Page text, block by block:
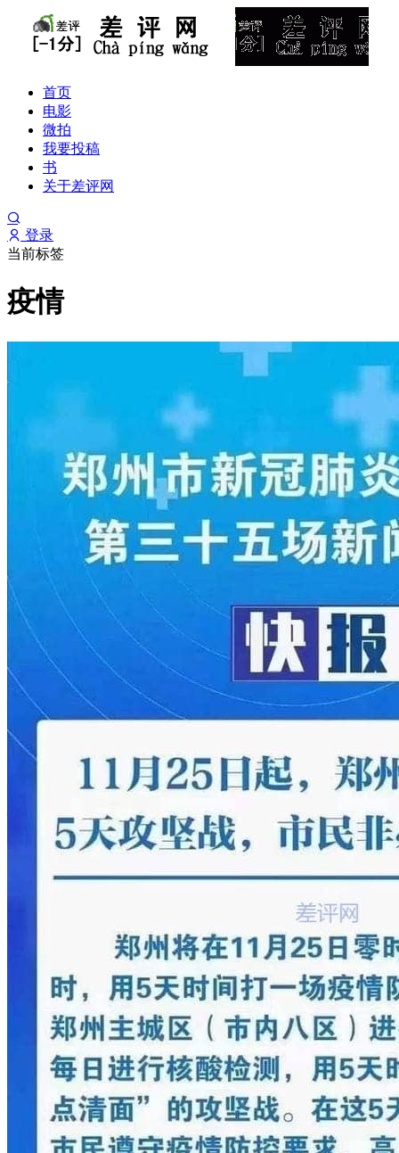
首页
电影
微拍
我要投稿
书
关于差评网
登录
当前标签
疫情